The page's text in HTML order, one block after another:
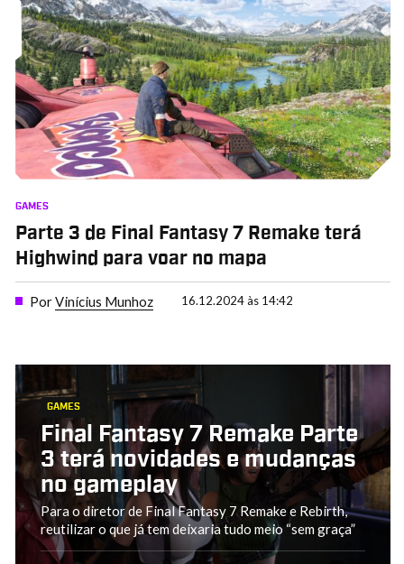
GAMES
Parte 3 de Final Fantasy 7 Remake terá
Highwind para voar no mapa
PorVinícius Munhoz 16.12.2024 às 14:42
GAMES
Final Fantasy 7 Remake Parte
3 terá novidades e mudanças
no gameplay
Para o diretor de Final Fantasy 7 Remake e Rebirth,
reutilizar o que já tem deixaria tudo meio “sem graça”